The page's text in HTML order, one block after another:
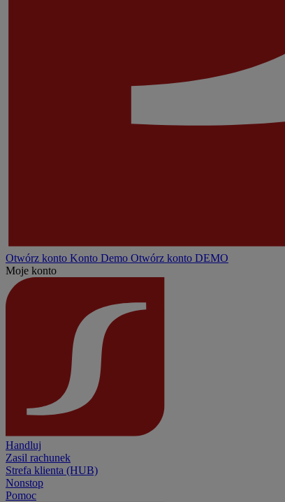
Otwórz konto Konto Demo Otwórz konto DEMO
Moje konto
Handluj
Zasil rachunek
Strefa klienta (HUB)
Nonstop
Pomoc